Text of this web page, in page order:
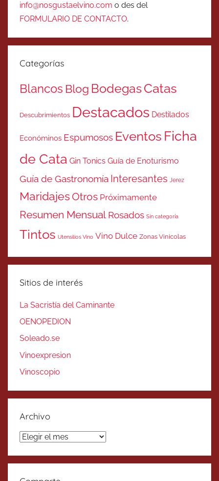
info@nosgustaelvino.com o des del
FORMULARIO DE CONTACTO.
Categorías
Blancos Blog BodegasCatas
Descubrimientos Destacados Destilados
Económinos Espumosos Eventos Ficha
de Cata Gin Tonics Guía de Enoturismo
Guía de Gastronomía Interesantes Jerez
MaridajesOtros Próximamente
Resumen Mensual Rosados Sin categoría
Tintos Utensilios Vino Vino Dulce Zonas Vinicolas
Sitios de interés
La Sacristía del Caminante
OENOPEDION
Soleado.se
Vinoexpresion
Vinoscopio
Archivo
Archivo